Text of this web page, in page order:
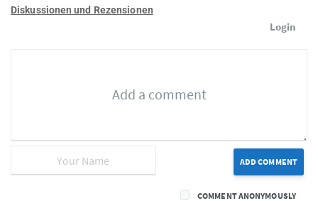
Diskussionen und Rezensionen
Login
ADD COMMENT
COMMENT ANONYMOUSLY